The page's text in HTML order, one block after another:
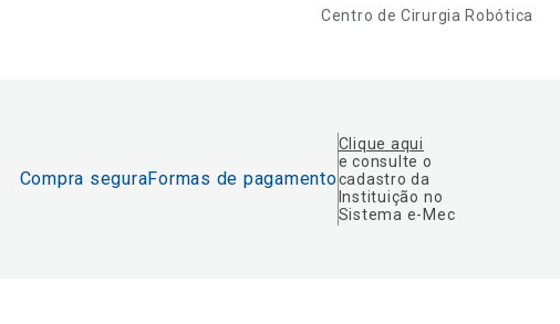
Centro de Cirurgia Robótica
Compra seguraFormas de pagamento
Clique aqui
e consulte o
cadastro da
Instituição no
Sistema e-Mec